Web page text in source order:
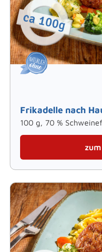
Frikadelle nach
100 g, 70 %